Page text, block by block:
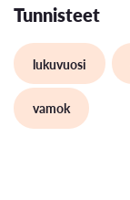
Tunnisteet
lukuvuosi
vamok